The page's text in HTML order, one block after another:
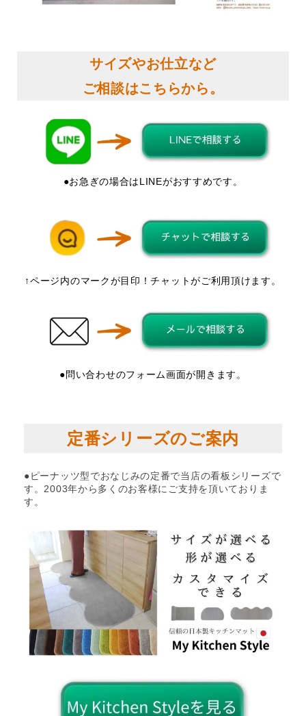
サイズやお仕立など
ご相談はこちらから。
●お急ぎの場合はLINEがおすすめです。
↑ページ内のマークが目印！チャットがご利用頂けます。
●問い合わせのフォーム画面が開きます。
定番シリーズのご案内
●ピーナッツ型でおなじみの定番で当店の看板シリーズで
す。2003年から多くのお客様にご支持を頂いておりま
す。